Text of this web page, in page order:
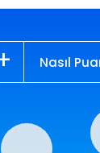
Nasıl